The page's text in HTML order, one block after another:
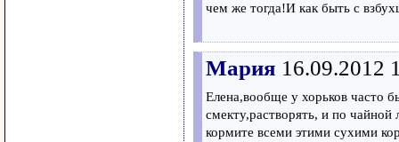
чем же тогда!И как быть с
Мария 16.09.2012
Елена,вообще у хорьков часто
смекту,растворять, и по
кормите всеми этими сухими